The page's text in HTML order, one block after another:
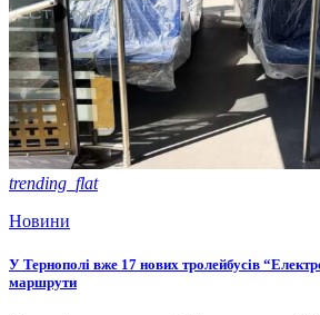
trending_flat
Новини
У Тернополі вже 17 нових тролейбусів
маршрути